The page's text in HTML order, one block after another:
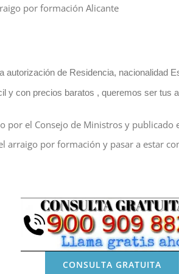
por formación Alicante
de Residencia, nacionalidad
y con precios baratos , queremos ser tus
el Consejo de Ministros y
por formación y pasar a estar
CONSULTA GRATUITA